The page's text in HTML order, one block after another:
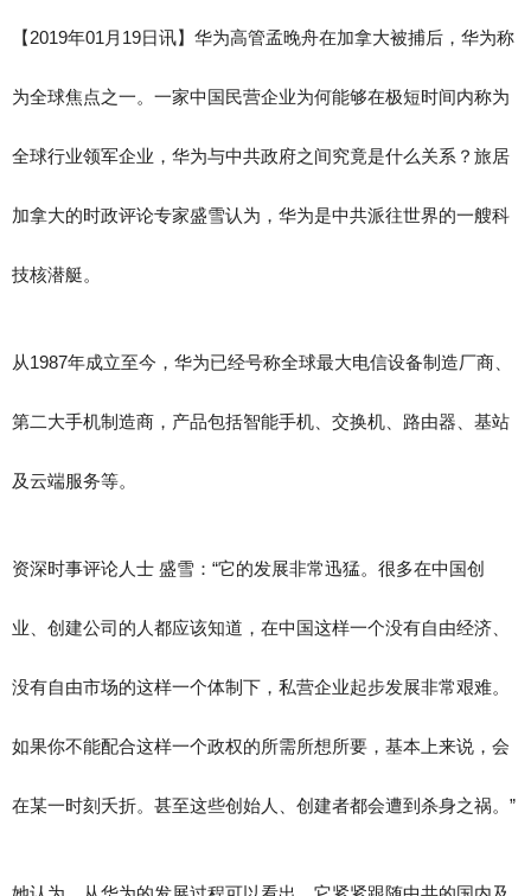
【2019年01月19日讯】华为高管孟晚舟在加拿大被捕后，华为称
为全球焦点之一。一家中国民营企业为何能够在极短时间内称为
全球行业领军企业，华为与中共政府之间究竟是什么关系？旅居
加拿大的时政评论专家盛雪认为，华为是中共派往世界的一艘科
技核潜艇。
从1987年成立至今，华为已经号称全球最大电信设备制造厂商、
第二大手机制造商，产品包括智能手机、交换机、路由器、基站
及云端服务等。
资深时事评论人士 盛雪：“它的发展非常迅猛。很多在中国创
业、创建公司的人都应该知道，在中国这样一个没有自由经济、
没有自由市场的这样一个体制下，私营企业起步发展非常艰难。
如果你不能配合这样一个政权的所需所想所要，基本上来说，会
在某一时刻夭折。甚至这些创始人、创建者都会遭到杀身之祸。”